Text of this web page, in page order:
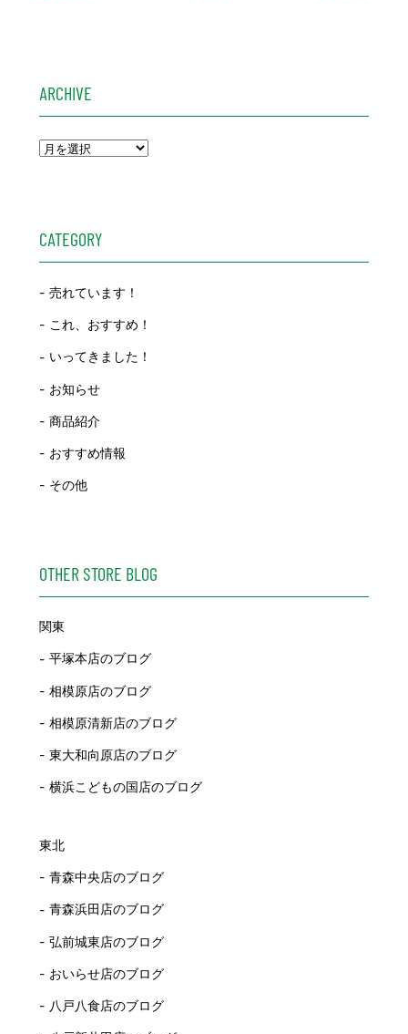
ARCHIVE
CATEGORY
売れています！
これ、おすすめ！
いってきました！
お知らせ
商品紹介
おすすめ情報
その他
OTHER STORE BLOG
関東
平塚本店のブログ
相模原店のブログ
相模原清新店のブログ
東大和向原店のブログ
横浜こどもの国店のブログ
東北
青森中央店のブログ
青森浜田店のブログ
弘前城東店のブログ
おいらせ店のブログ
八戸八食店のブログ